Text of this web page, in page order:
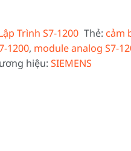
Trình S7-1200 Thẻ: cảm
1200, module analog S7-
hiệu: SIEMENS